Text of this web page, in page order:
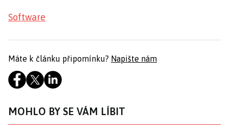
Software
Máte k článku připomínku? Napište nám
MOHLO BY SE VÁM LÍBIT